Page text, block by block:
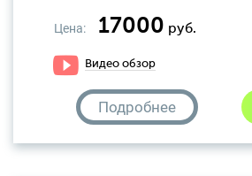
Цена: 17000 руб.
Видео обзор
Подробнее